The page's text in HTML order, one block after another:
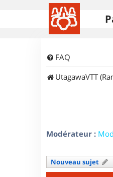
FAQ
UtagawaVTT
Modérateur :
Nouveau sujet